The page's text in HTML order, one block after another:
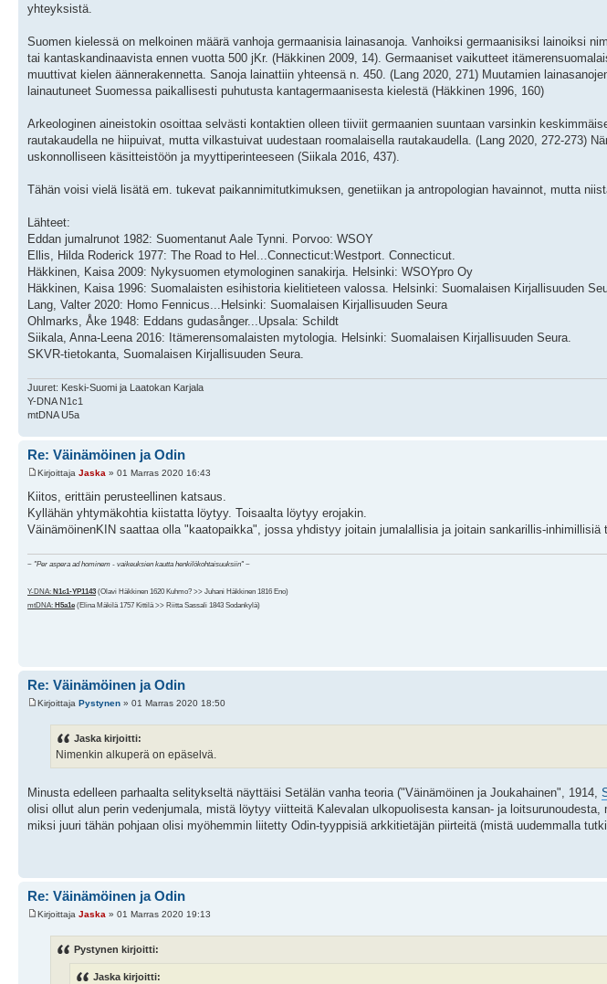
yhteyksistä.
Suomen kielessä on melkoinen määrä vanhoja germaanisia lainasanoja. Vanhoiksi germaanisiksi lainoiksi
tai kantaskandinaavista ennen vuotta 500 jKr. (Häkkinen 2009, 14). Germaaniset vaikutteet
muuttivat kielen äännerakennetta. Sanoja lainattiin yhteensä n. 450. (Lang 2020, 271) Muutamien
lainautuneet Suomessa paikallisesti puhutusta kantagermaanisesta kielestä (Häkkinen 1996, 160)
Arkeologinen aineistokin osoittaa selvästi kontaktien olleen tiiviit germaanien suuntaan varsinkin
rautakaudella ne hiipuivat, mutta vilkastuivat uudestaan roomalaisella rautakaudella. (Lang 2020, 272-273)
uskonnolliseen käsitteistöön ja myyttiperinteeseen (Siikala 2016, 437).
Tähän voisi vielä lisätä em. tukevat paikannimitutkimuksen, genetiikan ja antropologian havainnot, mutta
Lähteet:
Eddan jumalrunot 1982: Suomentanut Aale Tynni. Porvoo: WSOY
Ellis, Hilda Roderick 1977: The Road to Hel...Connecticut:Westport. Connecticut.
Häkkinen, Kaisa 2009: Nykysuomen etymologinen sanakirja. Helsinki: WSOYpro Oy
Häkkinen, Kaisa 1996: Suomalaisten esihistoria kielitieteen valossa. Helsinki: Suomalaisen Kirjallisuuden
Lang, Valter 2020: Homo Fennicus...Helsinki: Suomalaisen Kirjallisuuden Seura
Ohlmarks, Åke 1948: Eddans gudasånger...Upsala: Schildt
Siikala, Anna-Leena 2016: Itämerensomalaisten mytologia. Helsinki: Suomalaisen Kirjallisuuden Seura.
SKVR-tietokanta, Suomalaisen Kirjallisuuden Seura.
Juuret: Keski-Suomi ja Laatokan Karjala
Y-DNA N1c1
mtDNA U5a
Re: Väinämöinen ja Odin
Kirjoittaja Jaska » 01 Marras 2020 16:43
Kiitos, erittäin perusteellinen katsaus.
Kyllähän yhtymäkohtia kiistatta löytyy. Toisaalta löytyy erojakin.
VäinämöinenKIN saattaa olla "kaatopaikka", jossa yhdistyy joitain jumalallisia ja joitain sankarillis-inhimillisiä
~ "Per aspera ad hominem - vaikeuksien kautta henkilökohtaisuuksiin" ~
Y-DNA: N1c1-YP1143 (Olavi Häkkinen 1620 Kuhmo? >> Juhani Häkkinen 1816 Eno)
mtDNA: H5a1e (Elina Mäkilä 1757 Kittilä >> Riitta Sassali 1843 Sodankylä)
Re: Väinämöinen ja Odin
Kirjoittaja Pystynen » 01 Marras 2020 18:50
Jaska kirjoitti:
Nimenkin alkuperä on epäselvä.
Minusta edelleen parhaalta selitykseltä näyttäisi Setälän vanha teoria ("Väinämöinen ja Joukahainen", 1914,
olisi ollut alun perin vedenjumala, mistä löytyy viitteitä Kalevalan ulkopuolisesta kansan- ja
miksi juuri tähän pohjaan olisi myöhemmin liitetty Odin-tyyppisiä arkkitietäjän piirteitä (mistä uudemmalla
Re: Väinämöinen ja Odin
Kirjoittaja Jaska » 01 Marras 2020 19:13
Pystynen kirjoitti:
Jaska kirjoitti: